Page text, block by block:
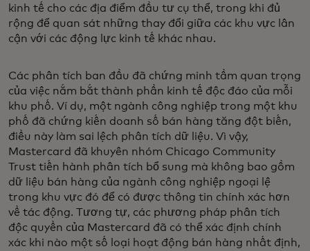
kinh tế cho các địa điểm đầu tư cụ thể, trong khi đủ
rộng để quan sát những thay đổi giữa các khu vực lân
cận với các động lực kinh tế khác nhau.
Các phân tích ban đầu đã chứng minh tầm quan trọng
của việc nắm bắt thành phần kinh tế độc đáo của mỗi
khu phố. Ví dụ, một ngành công nghiệp trong một khu
phố đã chứng kiến doanh số bán hàng tăng đột biến,
điều này làm sai lệch phân tích dữ liệu. Vì vậy,
Mastercard đã khuyên nhóm Chicago Community
Trust tiến hành phân tích bổ sung mà không bao gồm
dữ liệu bán hàng của ngành công nghiệp ngoại lệ
trong khu vực đó để có được thông tin chính xác hơn
về tác động. Tương tự, các phương pháp phân tích
độc quyền của Mastercard đã có thể xác định chính
xác khi nào một số loại hoạt động bán hàng nhất định,